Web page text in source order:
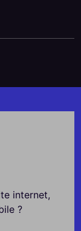
internet,
?